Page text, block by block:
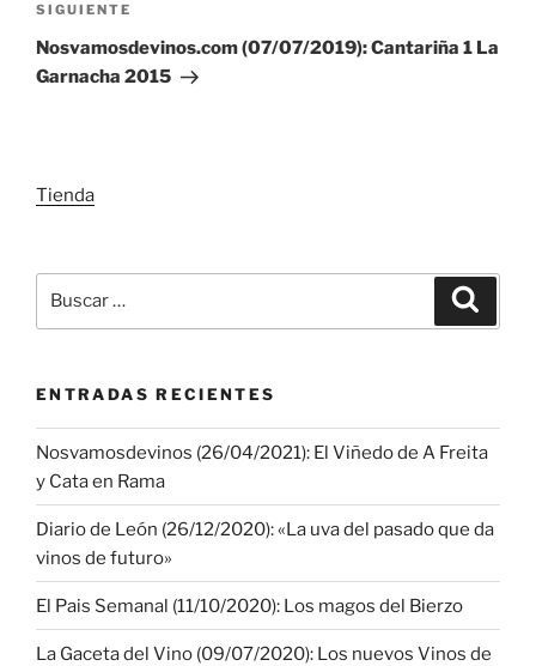
Siguiente
entrada
SIGUIENTE
Nosvamosdevinos.com (07/07/2019): Cantariña 1 La
Garnacha 2015
Tienda
por:
ENTRADAS RECIENTES
Nosvamosdevinos (26/04/2021): El Viñedo de A Freita
y Cata en Rama
Diario de León (26/12/2020): «La uva del pasado que da
vinos de futuro»
El Pais Semanal (11/10/2020): Los magos del Bierzo
La Gaceta del Vino (09/07/2020): Los nuevos Vinos de